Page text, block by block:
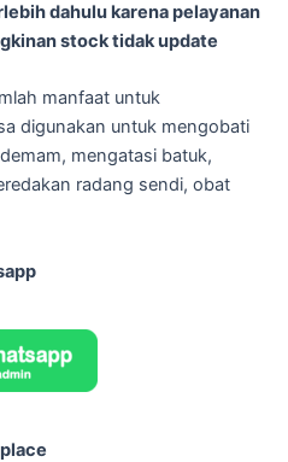
dahulu karena pelayanan
stock tidak update
manfaat untuk
digunakan untuk mengobati
mengatasi batuk,
radang sendi, obat